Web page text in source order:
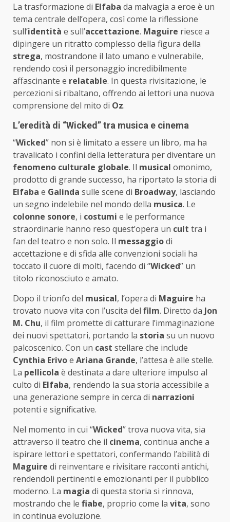
La trasformazione di Elfaba da malvagia a eroe è un
tema centrale dell’opera, così come la riflessione
sull’identità e sull’accettazione. Maguire riesce a
dipingere un ritratto complesso della figura della
strega, mostrandone il lato umano e vulnerabile,
rendendo così il personaggio incredibilmente
affascinante e relatable. In questa rivisitazione, le
percezioni si ribaltano, offrendo ai lettori una nuova
comprensione del mito di Oz.
L’eredità di “Wicked” tra musica e cinema
“Wicked” non si è limitato a essere un libro, ma ha
travalicato i confini della letteratura per diventare un
fenomeno culturale globale. Il musical omonimo,
prodotto di grande successo, ha riportato la storia di
Elfaba e Galinda sulle scene di Broadway, lasciando
un segno indelebile nel mondo della musica. Le
colonne sonore, i costumi e le performance
straordinarie hanno reso quest’opera un cult tra i
fan del teatro e non solo. Il messaggiodi
accettazione e di sfida alle convenzioni sociali ha
toccato il cuore di molti, facendo di “Wicked” un
titolo riconosciuto e amato.
Dopo il trionfo del musical, l’opera di Maguire ha
trovato nuova vita con l’uscita del film. Diretto da Jon
M. Chu, il film promette di catturare l’immaginazione
dei nuovi spettatori, portando la storia su un nuovo
palcoscenico. Con un cast stellare che include
Cynthia Erivoe Ariana Grande, l’attesa è alle stelle.
La pellicola è destinata a dare ulteriore impulso al
culto di Elfaba, rendendo la sua storia accessibile a
una generazione sempre in cerca di narrazioni
potenti e significative.
Nel momento in cui “Wicked” trova nuova vita, sia
attraverso il teatro che il cinema, continua anche a
ispirare lettori e spettatori, confermando l’abilità di
Maguire di reinventare e rivisitare racconti antichi,
rendendoli pertinenti e emozionanti per il pubblico
moderno. La magia di questa storia si rinnova,
mostrando che le fiabe, proprio come la vita, sono
in continua evoluzione.